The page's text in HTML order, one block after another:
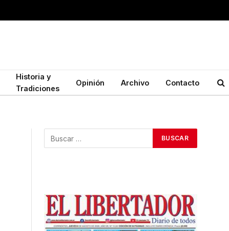
Historia y
Tradiciones
Opinión Archivo Contacto